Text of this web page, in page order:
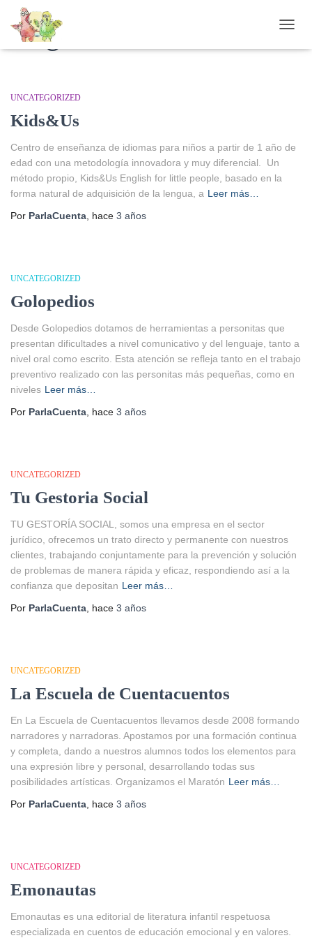
Blog
UNCATEGORIZED
Kids&Us
Centro de enseñanza de idiomas para niños a partir de 1 año de
edad con una metodología innovadora y muy diferencial. Un
método propio, Kids&Us English for little people, basado en la
forma natural de adquisición de la lengua, a Leer más…
Por ParlaCuenta , hace 3 años
UNCATEGORIZED
Golopedios
Desde Golopedios dotamos de herramientas a personitas que
presentan dificultades a nivel comunicativo y del lenguaje, tanto a
nivel oral como escrito. Esta atención se refleja tanto en el trabajo
preventivo realizado con las personitas más pequeñas, como en
niveles Leer más…
Por ParlaCuenta , hace 3 años
UNCATEGORIZED
Tu Gestoria Social
TU GESTORÍA SOCIAL, somos una empresa en el sector
jurídico, ofrecemos un trato directo y permanente con nuestros
clientes, trabajando conjuntamente para la prevención y solución
de problemas de manera rápida y eficaz, respondiendo así a la
confianza que depositan Leer más…
Por ParlaCuenta , hace 3 años
UNCATEGORIZED
La Escuela de Cuentacuentos
En La Escuela de Cuentacuentos llevamos desde 2008 formando
narradores y narradoras. Apostamos por una formación continua
y completa, dando a nuestros alumnos todos los elementos para
una expresión libre y personal, desarrollando todas sus
posibilidades artísticas. Organizamos el Maratón Leer más…
Por ParlaCuenta , hace 3 años
UNCATEGORIZED
Emonautas
Emonautas es una editorial de literatura infantil respetuosa
especializada en cuentos de educación emocional y en valores.